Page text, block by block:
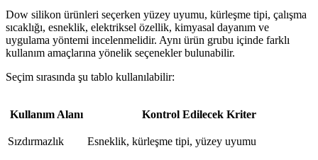
Dow silikon ürünleri seçerken yüzey uyumu, kürleşme tipi, çalışma
sıcaklığı, esneklik, elektriksel özellik, kimyasal dayanım ve
uygulama yöntemi incelenmelidir. Aynı ürün grubu içinde farklı
kullanım amaçlarına yönelik seçenekler bulunabilir.
Seçim sırasında şu tablo kullanılabilir:
Kullanım Alanı Kontrol Edilecek Kriter
Sızdırmazlık Esneklik, kürleşme tipi, yüzey uyumu